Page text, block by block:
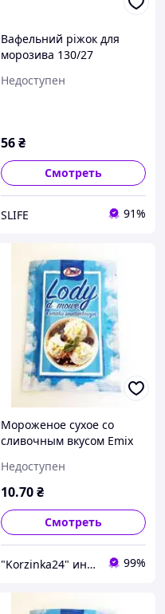
Вафельний ріжок для
морозива 130/27
Недоступен
56₴
Смотреть
SLIFE 91%
Мороженое сухое со
сливочным вкусом Emix
Недоступен
10.70₴
Смотреть
"Korzinka24" интернет магазин 99%